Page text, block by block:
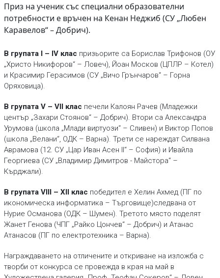
Приз на ученик със специални образователни
потребности е връчен на Кенан Неджиб (СУ „Любен
Каравелов“ – Добрич).
В групата I – IV клас призьорите са Борислав Трифонов (ОУ
„Христо Никифоров“ – Ловеч), Йоан Москов (ЦПЛР – Котел)
и Красимир Герасимов (СУ „Вичо Грънчаров“ – Горна
Оряховица).
В групата V – VII клас печели Калоян Рачев (Младежки
център „Захари Стоянов“ – Добрич). Втори са Александра
Урумова (школа „Млади виртуози“ – Сливен) и Виктор Попов
(школа „Велани“, ОДК – Варна). Трети се нареждат Силвана
Аврамова (12. СУ „Цар Иван Асен II“ – София) и Ивайла
Георгиева (СУ „Владимир Димитров - Майстора“ –
Кърджали).
В групата VIII – XII клас победител е Хелин Ахмед (ПГ по
икономическа информатика – Търговище)следвана от
Нурие Османова (ОДК – Шумен). Третото място поделят
Жанет Генова (ЧПГ „Райко Цончев“ – Добрич) и Атанас
Атанасов (ПГ по електротехника – Варна).
Награждаването на отличените и откриване на изложба с
творби от конкурса се провежда в края на май в